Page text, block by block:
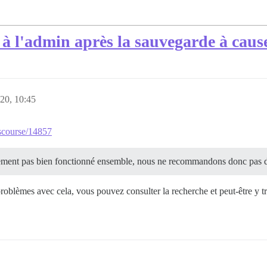
l'admin après la sauvegarde à
10:45
14857
pas bien fonctionné ensemble, nous ne recommandons donc
avec cela, vous pouvez consulter la recherche et peut-être y